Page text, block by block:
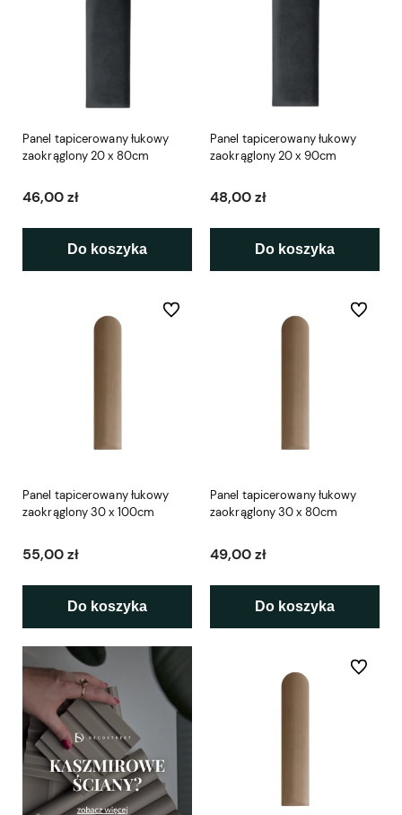
Panel tapicerowany łukowy
zaokrąglony 20 x 80cm
46,00 zł
Do koszyka
Panel tapicerowany łukowy
zaokrąglony 20 x 90cm
48,00 zł
Do koszyka
Panel tapicerowany łukowy
zaokrąglony 30 x 100cm
55,00 zł
Do koszyka
Do ulubionych
Panel tapicerowany łukowy
zaokrąglony 30 x 80cm
49,00 zł
Do koszyka
Do
Do